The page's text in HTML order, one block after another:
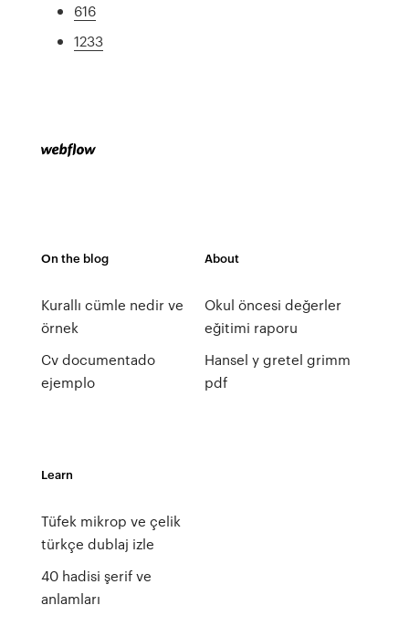
616
1233
On the blog
Kurallı cümle nedir ve
örnek
Cv documentado
ejemplo
About
Okul öncesi değerler
eğitimi raporu
Hansel y gretel grimm
pdf
Learn
Tüfek mikrop ve çelik
türkçe dublaj izle
40 hadisi şerif ve
anlamları